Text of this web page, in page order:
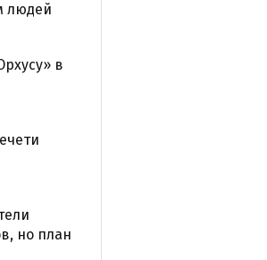
людей
в
но план